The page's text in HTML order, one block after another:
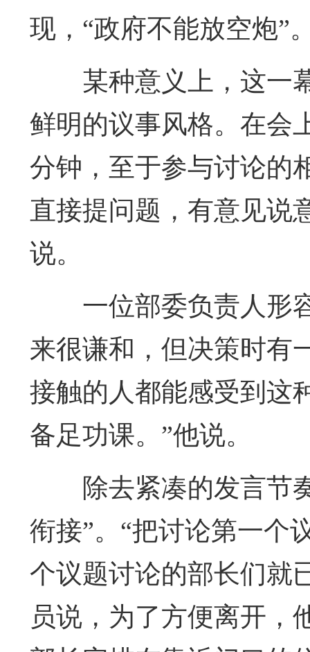
现，“政府不能放空炮”
某种意义上，这一
鲜明的议事风格。在会
分钟，至于参与讨论的
直接提问题，有意见说
说。
一位部委负责人形
来很谦和，但决策时有
接触的人都能感受到这
备足功课。”他说。
除去紧凑的发言节
衔接”。“把讨论第一个
个议题讨论的部长们就
员说，为了方便离开，